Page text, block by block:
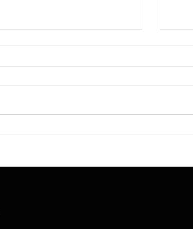
TACC ท็อปฟอร์ม! Q2/69 ราย